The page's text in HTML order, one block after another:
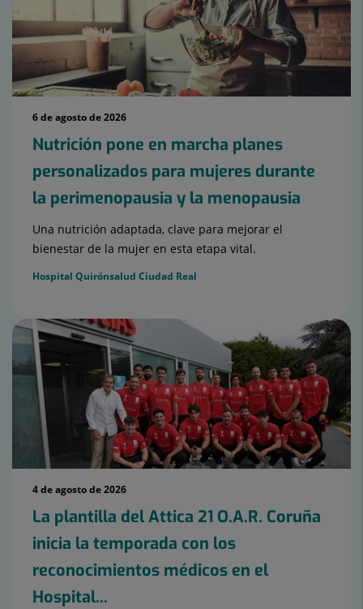
6 de agosto de 2026
Nutrición pone en marcha planes
personalizados para mujeres durante
la perimenopausia y la menopausia
Una nutrición adaptada, clave para mejorar el
bienestar de la mujer en esta etapa vital.
Hospital Quirónsalud Ciudad Real
4 de agosto de 2026
La plantilla del Attica 21 O.A.R. Coruña
inicia la temporada con los
reconocimientos médicos en el
Hospital...